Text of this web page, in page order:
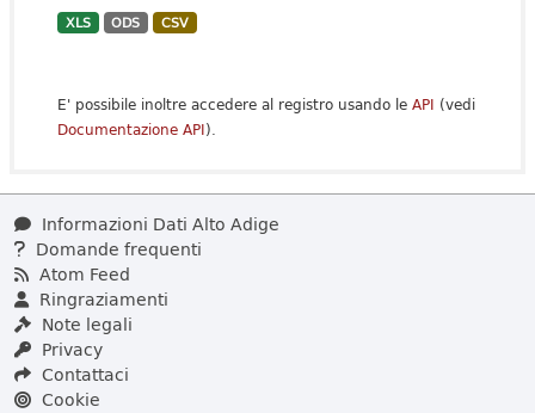
XLS ODS CSV
E' possibile inoltre accedere al registro usando le API (vedi
Documentazione API).
Informazioni Dati Alto Adige
Domande frequenti
Atom Feed
Ringraziamenti
Note legali
Privacy
Contattaci
Cookie